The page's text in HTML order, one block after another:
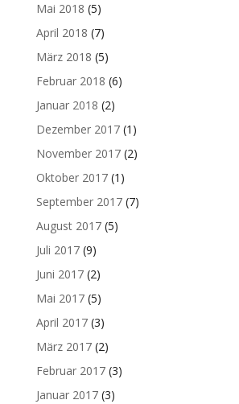
Mai 2018 (5)
April 2018 (7)
März 2018 (5)
Februar 2018 (6)
Januar 2018 (2)
Dezember 2017(1)
November 2017(2)
Oktober 2017(1)
September 2017(7)
August 2017(5)
Juli 2017(9)
Juni 2017(2)
Mai 2017(5)
April 2017(3)
März 2017(2)
Februar 2017(3)
Januar 2017(3)